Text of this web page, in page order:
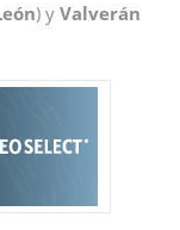
) y Valverán